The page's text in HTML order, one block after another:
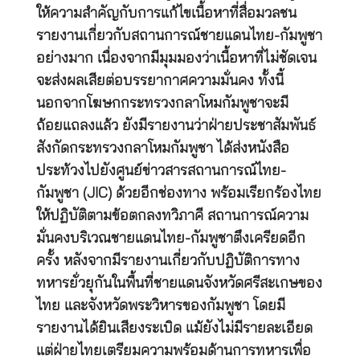
ให้ความสำคัญกับการแก้ไขเนื้อหาที่สื่อมวลชน
รายงานเกี่ยวกับสถานการณ์ชายแดนไทย-กัมพูชา
อย่างมาก เนื่องจากมีมุมมองว่าเนื้อหาที่ไม่ชัดเจน
จะส่งผลเสียต่อบรรยากาศความมั่นคง ทั้งนี้
นอกจากโฆษกกระทรวงกลาโหมกัมพูชาจะมี
ถ้อยแถลงแล้ว ยังมีรายงานว่าฝ่ายประชาสัมพันธ์
สังกัดกระทรวงกลาโหมกัมพูชา ได้ส่งหนังสือ
ประท้วงไปยังศูนย์ข่าวสารสถานการณ์ไทย-
กัมพูชา (JIC) ด้วยอีกช่องทาง พร้อมเรียกร้องไทย
ให้ปฏิบัติตามข้อตกลงทวิภาคี สถานการณ์ความ
มั่นคงบริเวณชายแดนไทย-กัมพูชาตึงเครียดอีก
ครั้ง หลังจากมีรายงานเกี่ยวกับปฏิบัติการทาง
ทหารยั่วยุกันในพื้นที่ชายแดนจังหวัดศรีสะเกษของ
ไทย และจังหวัดพระวิหารของกัมพูชา โดยมี
รายงานได้ยินเสียงระเบิด แม้ยังไม่มีรายละเอียด
แต่ฝ่ายไทยเตรียมความพร้อมด้านการทหารเพื่อ